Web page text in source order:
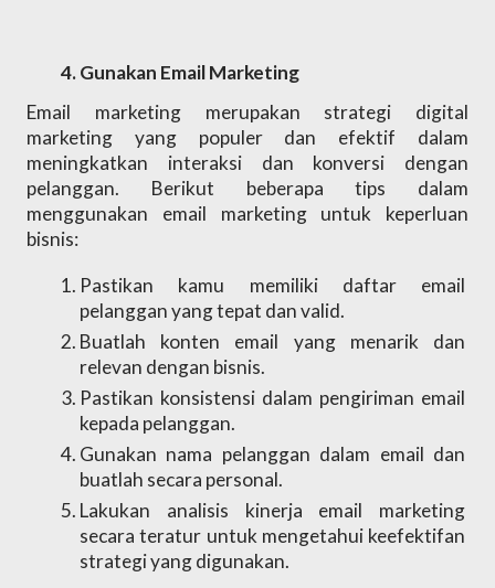
Gunakan Email Marketing
Email marketing merupakan strategi digital
marketing yang populer dan efektif dalam
meningkatkan interaksi dan konversi dengan
pelanggan. Berikut beberapa tips dalam
menggunakan email marketing untuk keperluan
bisnis:
Pastikan kamu memiliki daftar email
pelanggan yang tepat dan valid.
Buatlah konten email yang menarik dan
relevan dengan bisnis.
Pastikan konsistensi dalam pengiriman email
kepada pelanggan.
Gunakan nama pelanggan dalam email dan
buatlah secara personal.
Lakukan analisis kinerja email marketing
secara teratur untuk mengetahui keefektifan
strategi yang digunakan.